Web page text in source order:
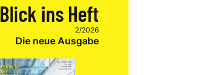
Blick ins Heft
2/2026
Die neue Ausgabe